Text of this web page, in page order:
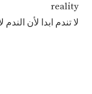
reality
لا تندم ابدا لأن